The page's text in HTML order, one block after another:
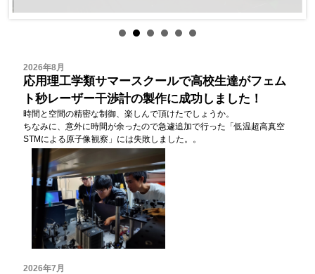
2026年8月
応用理工学類サマースクールで高校生達がフェム
ト秒レーザー干渉計の製作に成功しました！
時間と空間の精密な制御、楽しんで頂けたでしょうか。
ちなみに、意外に時間が余ったので急遽追加で行った「低温超高真空
STMによる原子像観察」には失敗しました。。
2026年7月